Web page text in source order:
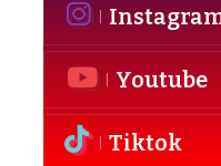
Youtube
Tiktok